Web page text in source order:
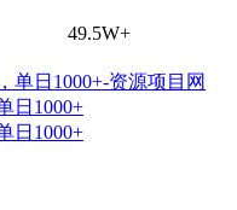
49.5W+
日1000+
日1000+